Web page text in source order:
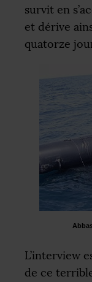
survit en
et dérive
quatorze
L’interview
de ce